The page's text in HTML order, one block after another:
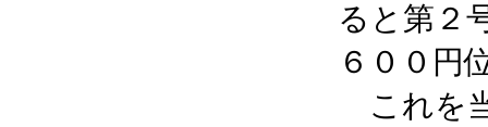
ると第２
６００円
これを